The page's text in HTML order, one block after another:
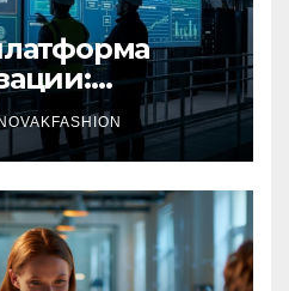
особенности